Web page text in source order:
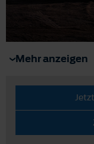
Mehr anzeigen